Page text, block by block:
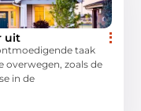
uit
taak
overwegen, zoals de
in de